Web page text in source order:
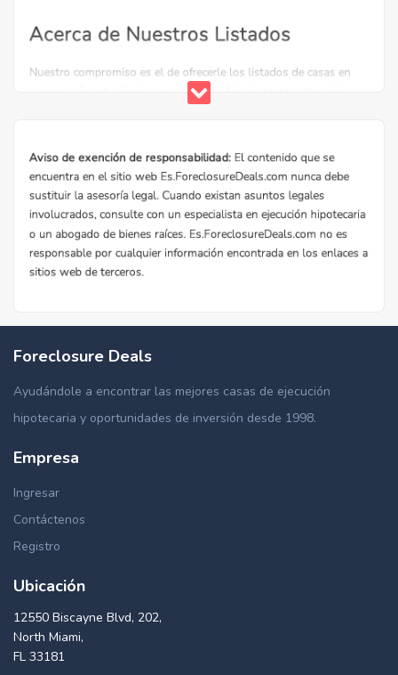
Foreclosure Deals
Ayudándole a encontrar las mejores casas de ejecución
hipotecaria y oportunidades de inversión desde 1998.
Empresa
Ingresar
Contáctenos
Registro
Ubicación
12550 Biscayne Blvd, 202,
North Miami,
FL 33181